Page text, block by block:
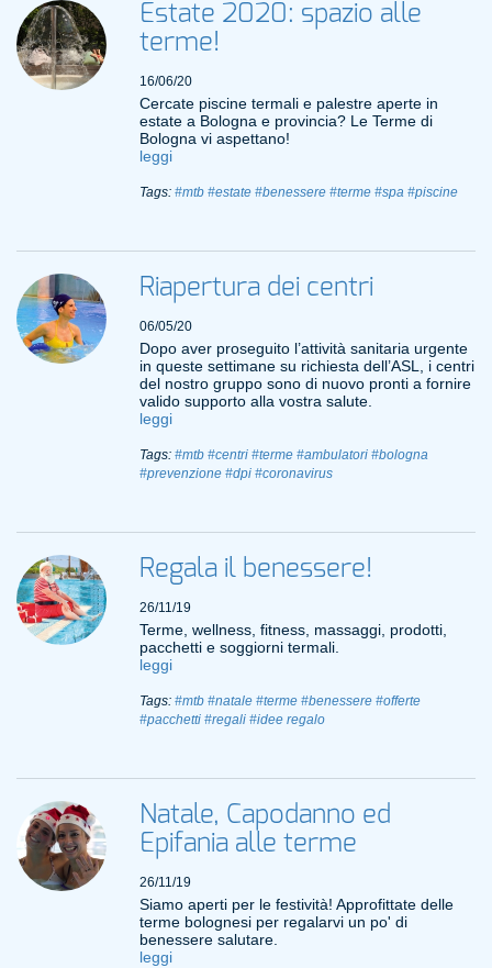
Estate 2020: spazio alle
terme!
16/06/20
Cercate piscine termali e palestre aperte in
estate a Bologna e provincia? Le Terme di
Bologna vi aspettano!
leggi
Tags: #mtb #estate #benessere #terme #spa #piscine
Riapertura dei centri
06/05/20
Dopo aver proseguito l’attività sanitaria urgente
in queste settimane su richiesta dell’ASL, i centri
del nostro gruppo sono di nuovo pronti a fornire
valido supporto alla vostra salute.
leggi
Tags: #mtb #centri #terme #ambulatori #bologna
#prevenzione #dpi #coronavirus
Regala il benessere!
26/11/19
Terme, wellness, fitness, massaggi, prodotti,
pacchetti e soggiorni termali.
leggi
Tags: #mtb #natale #terme #benessere #offerte
#pacchetti #regali #idee regalo
Natale, Capodanno ed
Epifania alle terme
26/11/19
Siamo aperti per le festività! Approfittate delle
terme bolognesi per regalarvi un po' di
benessere salutare.
leggi